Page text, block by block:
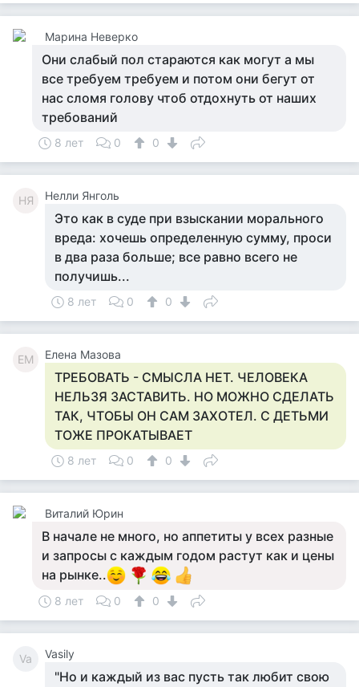
Марина Неверко
Они слабый пол стараются как могут а мы
все требуем требуем и потом они бегут от
нас сломя голову чтоб отдохнуть от наших
требований
8 лет 0 0
НЯ Нелли Янголь
Это как в суде при взыскании морального
вреда: хочешь определенную сумму, проси
в два раза больше; все равно всего не
получишь...
8 лет 0 0
ЕМ Елена Мазова
ТРЕБОВАТЬ - СМЫСЛА НЕТ. ЧЕЛОВЕКА
НЕЛЬЗЯ ЗАСТАВИТЬ. НО МОЖНО СДЕЛАТЬ
ТАК, ЧТОБЫ ОН САМ ЗАХОТЕЛ. С ДЕТЬМИ
ТОЖЕ ПРОКАТЫВАЕТ
8 лет 0 0
Виталий Юрин
В начале не много, но аппетиты у всех разные
и запросы с каждым годом растут как и цены
на рынке..
8 лет 0 0
Va Vasily
"Но и каждый из вас пусть так любит свою